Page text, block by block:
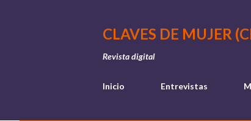
CLAVES DE MUJER
Revista digital
Inicio Entrevistas